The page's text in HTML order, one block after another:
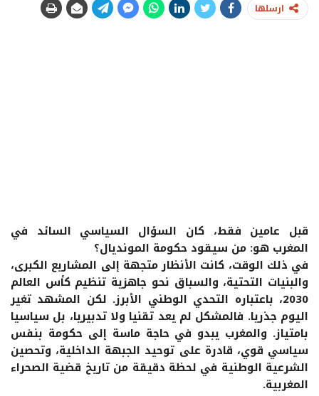
ارسلها
قبل عامين فقط، كان السؤال السياسي السائد في
المغرب هو: من سيقود حكومة المونديال؟
في ذلك الوقت، كانت الأنظار متجهة إلى المشاريع الكبرى،
والبنيات التحتية، والسباق نحو جاهزية تنظيم كأس العالم
2030، باعتباره التحدي الوطني الأبرز. لكن المشهد تغير
اليوم جذريا. فالمشكل لم يعد تقنيا ولا تدبيريا، بل سياسيا
بامتياز. والمغرب يبدو في حاجة ماسة إلى حكومة بنفس
سياسي قوي، قادرة على توحيد الجبهة الداخلية، وتحصين
الشرعية الوطنية في لحظة دقيقة من تاريخ قضية الصحراء
المغربية.